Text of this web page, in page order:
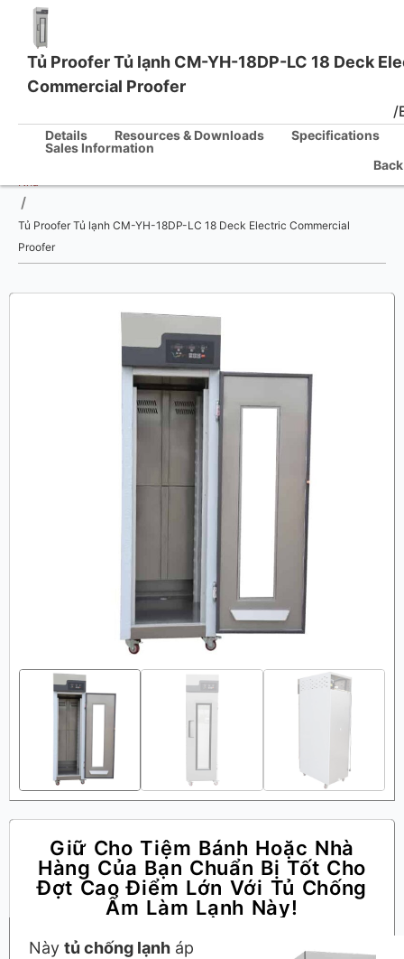
/
Tủ Proofer Tủ lạnh CM-YH-18DP-LC 18 Deck Electric Commercial
Proofer
Giữ Cho Tiệm Bánh Hoặc Nhà
Hàng Của Bạn Chuẩn Bị Tốt Cho
Đợt Cao Điểm Lớn Với Tủ Chống
Ẩm Làm Lạnh Này!
Nàytủ chống lạnh áp
Tủ Proofer Tủ lạnh CM-YH-18DP-LC 18 Deck
Commercial Proofer
/
Details Resources & Downloads
Specifications
Sales Information